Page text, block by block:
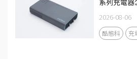
2026-08-06
酷態科 充